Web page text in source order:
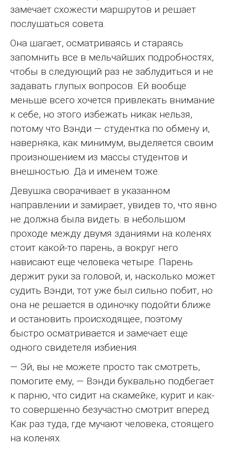
замечает схожести маршрутов и решает
послушаться совета.
Она шагает, осматриваясь и стараясь
запомнить все в мельчайших подробностях,
чтобы в следующий раз не заблудиться и не
задавать глупых вопросов. Ей вообще
меньше всего хочется привлекать внимание
к себе, но этого избежать никак нельзя,
потому что Вэнди — студентка по обмену и,
наверняка, как минимум, выделяется своим
произношением из массы студентов и
внешностью. Да и именем тоже.
Девушка сворачивает в указанном
направлении и замирает, увидев то, что явно
не должна была видеть: в небольшом
проходе между двумя зданиями на коленях
стоит какой-то парень, а вокруг него
нависают еще человека четыре. Парень
держит руки за головой, и, насколько может
судить Вэнди, тот уже был сильно побит, но
она не решается в одиночку подойти ближе
и остановить происходящее, поэтому
быстро осматривается и замечает еще
одного свидетеля избиения.
— Эй, вы не можете просто так смотреть,
помогите ему, — Вэнди буквально подбегает
к парню, что сидит на скамейке, курит и как-
то совершенно безучастно смотрит вперед.
Как раз туда, где мучают человека, стоящего
на коленях.